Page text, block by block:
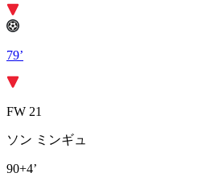
79’
FW 21
ソン ミンギュ
90+4’